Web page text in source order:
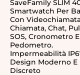
SaveFamily SLIM
Smartwatch Per
Con
Chiamata, Chat,
SOS, Cronometro E
Pedometro.
Impermeabilità
Design Moderno E
Discreto